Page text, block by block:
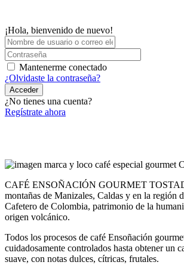
¡Hola, bienvenido de nuevo!
Mantenerme conectado
¿Olvidaste la contraseña?
Acceder
¿No tienes una cuenta?
Regístrate ahora
CAFÉ ENSOÑACIÓN GOURMET
montañas de Manizales, Caldas y en la región
Cafetero de Colombia, patrimonio de la
origen volcánico.
Todos los procesos de café Ensoñación
cuidadosamente controlados hasta obtener un
suave, con notas dulces, cítricas, frutales.